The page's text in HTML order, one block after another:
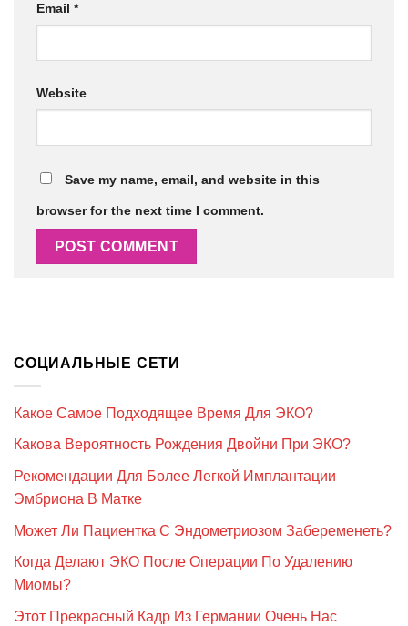
Email *
Website
Save my name, email, and website in this
browser for the next time I comment.
СОЦИАЛЬНЫЕ СЕТИ
Какое Самое Подходящее Время Для ЭКО?
Какова Вероятность Рождения Двойни При ЭКО?
Рекомендации Для Более Легкой Имплантации
Эмбриона В Матке
Может Ли Пациентка С Эндометриозом Забеременеть?
Когда Делают ЭКО После Операции По Удалению
Миомы?
Этот Прекрасный Кадр Из Германии Очень Нас